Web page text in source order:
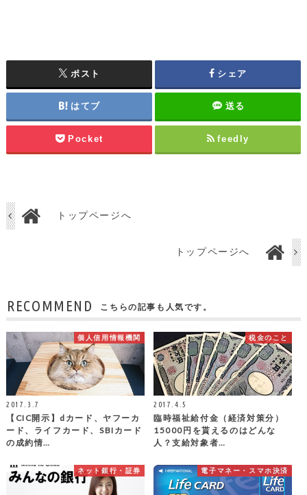
ポスト シェア
はてブ 送る
Pocket feedly
トップページへ
トップページへ
RECOMMEND こちらの記事も人気です。
個人信用情報機関
2017.3.7
【CIC開示】dカード、ヤフーカ
ード、ライフカード、SBIカード
の成約情…
税金のこと
2017.4.5
臨時福祉給付金（経済対策分）
15000円を貰えるのはどんな
人？支給対象者…
ネット銀行・証券 電子マネー・スマホ決済